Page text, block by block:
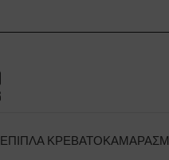
ΈΠΙΠΛΑ ΚΡΕΒΑΤΟΚΆΜΑΡΑΣ